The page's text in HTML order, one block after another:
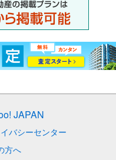
JAPAN
バシーセンター
方へ